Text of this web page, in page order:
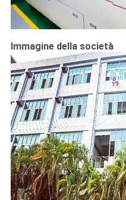
Immagine della società